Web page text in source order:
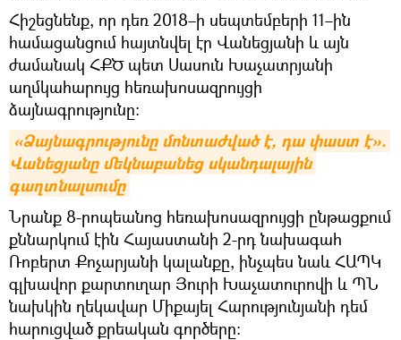
Հիշեցնենք, որ դեռ 2018–ի սեպտեմբերի 11–ին
համացանցում հայտնվել էր Վանեցյանի և այն
ժամանակ ՀՔԾ պետ Սասուն Խաչատրյանի
աղմկահարույց հեռախոսազրույցի
ձայնագրությունը։
«Ձայնագրությունը մոնտաժված է, դա փաստ է».
Վանեցյանը մեկնաբանեց սկանդալային
գաղտնալսումը
Նրանք 8-րոպեանոց հեռախոսազրույցի ընթացքում
քննարկում էին Հայաստանի 2-րդ նախագահ
Ռոբերտ Քոչարյանի կալանքը, ինչպես նաև ՀԱՊԿ
գլխավոր քարտուղար Յուրի Խաչատուրովի և ՊՆ
նախկին ղեկավար Միքայել Հարությունյանի դեմ
հարուցված քրեական գործերը։